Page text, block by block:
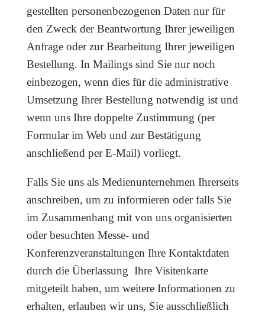
gestellten personenbezogenen Daten nur für
den Zweck der Beantwortung Ihrer jeweiligen
Anfrage oder zur Bearbeitung Ihrer jeweiligen
Bestellung. In Mailings sind Sie nur noch
einbezogen, wenn dies für die administrative
Umsetzung Ihrer Bestellung notwendig ist und
wenn uns Ihre doppelte Zustimmung (per
Formular im Web und zur Bestätigung
anschließend per E-Mail) vorliegt.
Falls Sie uns als Medienunternehmen Ihrerseits
anschreiben, um zu informieren oder falls Sie
im Zusammenhang mit von uns organisierten
oder besuchten Messe- und
Konferenzveranstaltungen Ihre Kontaktdaten
durch die Überlassung Ihre Visitenkarte
mitgeteilt haben, um weitere Informationen zu
erhalten, erlauben wir uns, Sie ausschließlich